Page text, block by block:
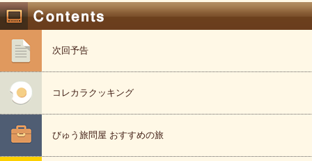
次回予告
コレカラクッキング
びゅう旅問屋 おすすめの旅